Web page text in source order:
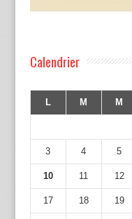
Calendrier
L
M M
3 4 5
10 11 12
17 18 19